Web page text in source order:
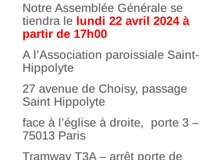
Notre Assemblée Générale se
tiendra le lundi 22 avril 2024 à
partir de 17h00
A l’Association paroissiale Saint-
Hippolyte
27 avenue de Choisy, passage
Saint Hippolyte
face à l’église à droite, porte 3 –
75013 Paris
Tramway T3A – arrêt porte de